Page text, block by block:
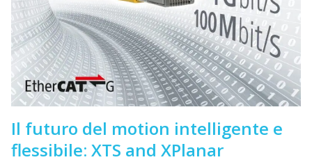
Il futuro del motion intelligente e
flessibile: XTS and XPlanar